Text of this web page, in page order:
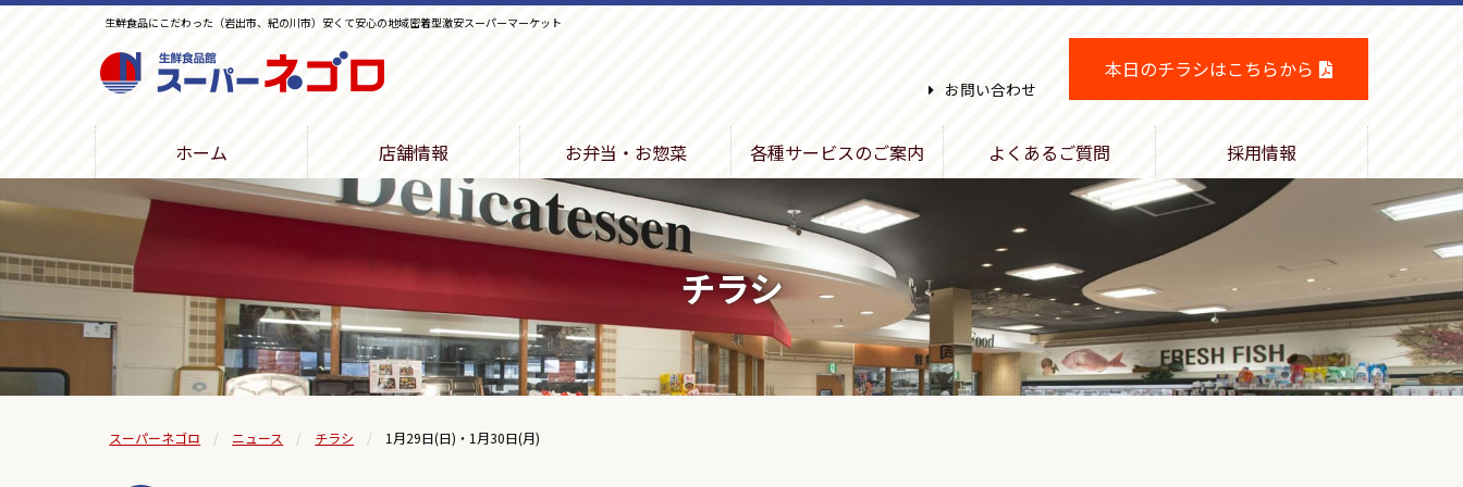
生鮮食品にこだわった（岩出市、紀の川市）安くて安心の地域密着型激安スーパーマーケット
本日のチラシはこちらから
お問い合わせ
ホーム 店舗情報 お弁当・お惣菜 各種サービスのご案内 よくあるご質問 採用情報
チラシ
スーパーネゴロ ニュース チラシ 1月29日(日)・1月30日(月)